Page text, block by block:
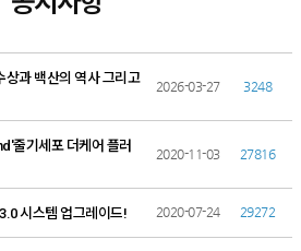
상과 백산의 역사 그리고
2026-03-27 3248
줄기세포 더케어 플러
2020-11-03 27816
시스템 업그레이드! 2020-07-24 29272